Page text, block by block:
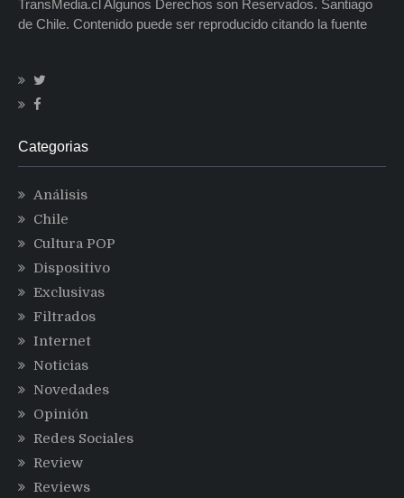
TransMedia.cl Algunos Derechos son Reservados. Santiago
de Chile. Contenido puede ser reproducido citando la fuente
Categorias
Análisis
Chile
Cultura POP
Dispositivo
Exclusivas
Filtrados
Internet
Noticias
Novedades
Opinión
Redes Sociales
Review
Reviews